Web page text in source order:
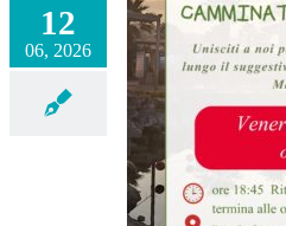
12
06, 2026